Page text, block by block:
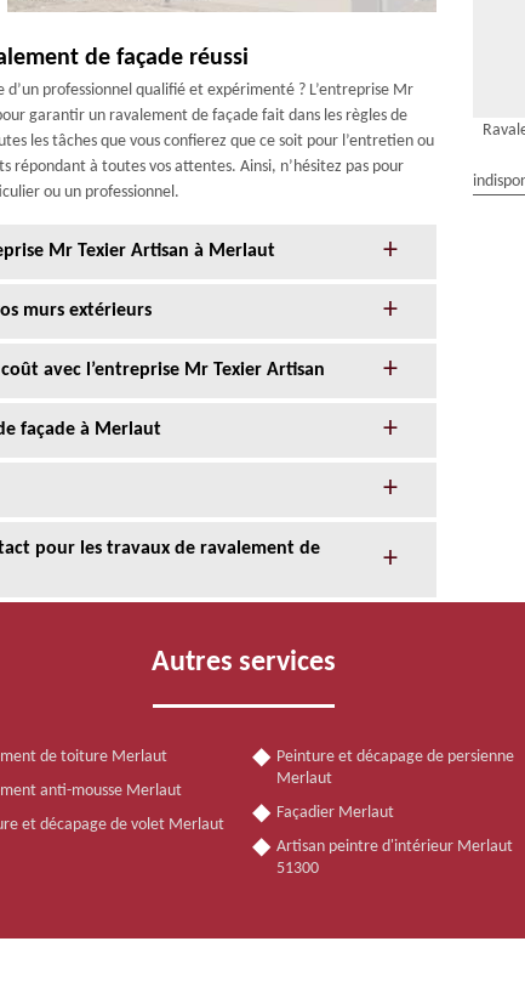
de façade réussi
professionnel qualifié et expérimenté ? L’entreprise Mr
garantir un ravalement de façade fait dans les règles de
les tâches que vous confierez que ce soit pour l’entretien ou
répondant à toutes vos attentes. Ainsi, n’hésitez pas pour
ou un professionnel.
Mr Texier Artisan à Merlaut
murs extérieurs
avec l’entreprise Mr Texier Artisan
façade à Merlaut
pour les travaux de ravalement de
Autres services
de toiture Merlaut
anti-mousse Merlaut
et décapage de volet Merlaut
Peinture et décapage de persienne
Merlaut
Façadier Merlaut
Artisan peintre d'intérieur Merlaut
51300